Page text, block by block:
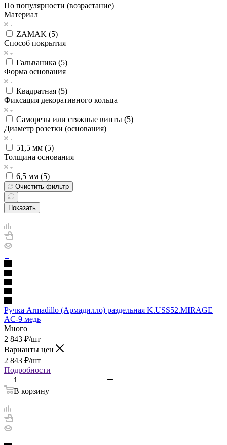
По популярности (возрастание)
Материал
ZAMAK (5)
Способ покрытия
Гальваника (5)
Форма основания
Квадратная (5)
Фиксация декоративного кольца
Саморезы или стяжные винты (5)
Диаметр розетки (основания)
51,5 мм (5)
Толщина основания
6,5 мм (5)
Очистить фильтр
Показать
Ручка Armadillo (Армадилло) раздельная K.USS52.MIRAGE
AC-9 медь
Много
2 843 ₽/шт
Варианты цен
2 843 ₽/шт
Подробности
В корзину